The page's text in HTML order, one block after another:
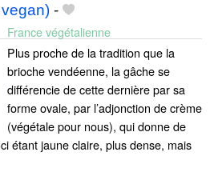
-
France végétalienne
Plus proche de la tradition que la
brioche vendéenne, la gâche se
différencie de cette dernière par sa
forme ovale, par l’adjonction de crème
(végétale pour nous), qui donne de
étant jaune claire, plus dense, mais